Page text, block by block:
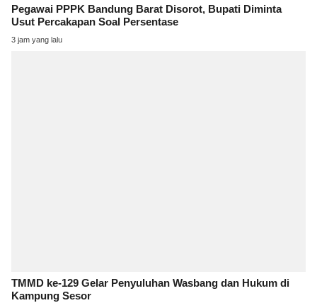
Pegawai PPPK Bandung Barat Disorot, Bupati Diminta
Usut Percakapan Soal Persentase
3 jam yang lalu
TMMD ke-129 Gelar Penyuluhan Wasbang dan Hukum di
Kampung Sesor